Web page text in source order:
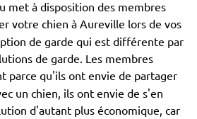
met à disposition des membres
votre chien à Aureville lors de vos
de garde qui est différente par
de garde. Les membres
parce qu'ils ont envie de partager
un chien, ils ont envie de s'en
d'autant plus économique, car